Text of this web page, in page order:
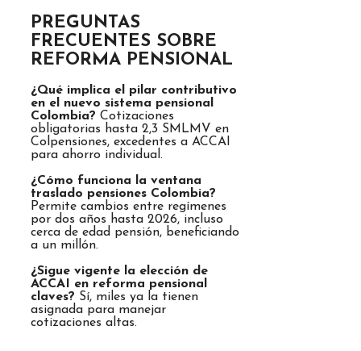
PREGUNTAS
FRECUENTES SOBRE
REFORMA PENSIONAL
¿Qué implica el pilar contributivo
en el nuevo sistema pensional
Colombia? Cotizaciones
obligatorias hasta 2,3 SMLMV en
Colpensiones, excedentes a ACCAI
para ahorro individual.
¿Cómo funciona la ventana
traslado pensiones Colombia?
Permite cambios entre regímenes
por dos años hasta 2026, incluso
cerca de edad pensión, beneficiando
a un millón.
¿Sigue vigente la elección de
ACCAI en reforma pensional
claves? Sí, miles ya la tienen
asignada para manejar
cotizaciones altas.